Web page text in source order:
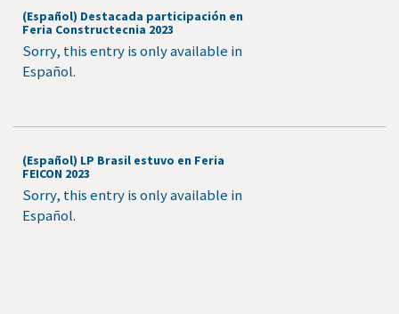
(Español) Destacada participación en
Feria Constructecnia 2023
Sorry, this entry is only available in
Español.
(Español) LP Brasil estuvo en Feria
FEICON 2023
Sorry, this entry is only available in
Español.